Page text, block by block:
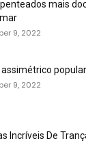
mais
9, 2022
popular
9, 2022
Incríveis De